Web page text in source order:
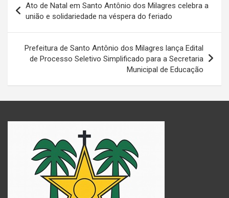
de
Post
Ato de Natal em Santo Antônio dos Milagres celebra a
união e solidariedade na véspera do feriado
Prefeitura de Santo Antônio dos Milagres lança Edital
de Processo Seletivo Simplificado para a Secretaria
Municipal de Educação